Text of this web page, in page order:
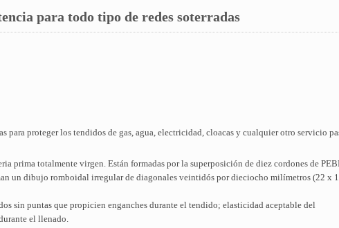
para todo tipo de redes soterradas
para proteger los tendidos de gas, agua, electricidad, cloacas y cualquier otro servicio
prima totalmente virgen. Están formadas por la superposición de diez cordones de
un dibujo romboidal irregular de diagonales veintidós por dieciocho milímetros (22 x
sin puntas que propicien enganches durante el tendido; elasticidad aceptable del
el llenado.